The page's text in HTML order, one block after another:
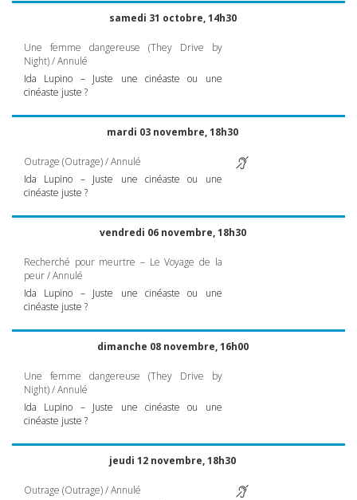
samedi 31 octobre, 14h30
Une femme dangereuse (They Drive by
Night) / Annulé
Ida Lupino – Juste une cinéaste ou une
cinéaste juste ?
mardi 03 novembre, 18h30
Outrage (Outrage) / Annulé
Ida Lupino – Juste une cinéaste ou une
cinéaste juste ?
vendredi 06 novembre, 18h30
Recherché pour meurtre – Le Voyage de la
peur / Annulé
Ida Lupino – Juste une cinéaste ou une
cinéaste juste ?
dimanche 08 novembre, 16h00
Une femme dangereuse (They Drive by
Night) / Annulé
Ida Lupino – Juste une cinéaste ou une
cinéaste juste ?
jeudi 12 novembre, 18h30
Outrage (Outrage) / Annulé